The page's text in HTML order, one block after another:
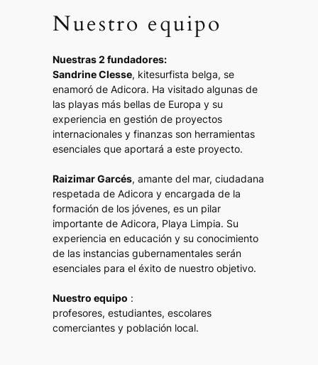
Nuestro equipo
Nuestras 2 fundadores:
Sandrine Clesse, kitesurfista belga, se
enamoró de Adicora. Ha visitado algunas de
las playas más bellas de Europa y su
experiencia en gestión de proyectos
internacionales y finanzas son herramientas
esenciales que aportará a este proyecto.
Raizimar Garcés, amante del mar, ciudadana
respetada de Adicora y encargada de la
formación de los jóvenes, es un pilar
importante de Adicora, Playa Limpia. Su
experiencia en educación y su conocimiento
de las instancias gubernamentales serán
esenciales para el éxito de nuestro objetivo.
Nuestro equipo :
profesores, estudiantes, escolares
comerciantes y población local.